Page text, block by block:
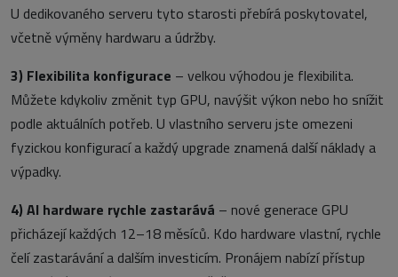
U dedikovaného serveru tyto starosti přebírá poskytovatel,
včetně výměny hardwaru a údržby.
3) Flexibilita konfigurace – velkou výhodou je flexibilita.
Můžete kdykoliv změnit typ GPU, navýšit výkon nebo ho snížit
podle aktuálních potřeb. U vlastního serveru jste omezeni
fyzickou konfigurací a každý upgrade znamená další náklady a
výpadky.
4) AI hardware rychle zastarává – nové generace GPU
přicházejí každých 12–18 měsíců. Kdo hardware vlastní, rychle
čelí zastarávání a dalším investicím. Pronájem nabízí přístup